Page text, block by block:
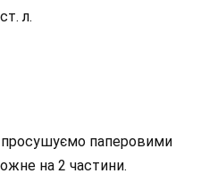
л.
просушуємо паперовими
на 2 частини.